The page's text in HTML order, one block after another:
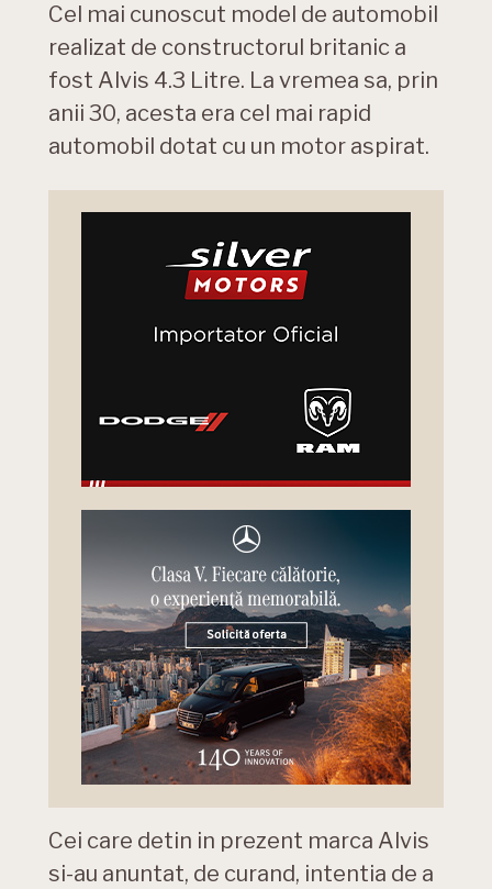
Cel mai cunoscut model de automobil
realizat de constructorul britanic a
fost Alvis 4.3 Litre. La vremea sa, prin
anii 30, acesta era cel mai rapid
automobil dotat cu un motor aspirat.
Cei care detin in prezent marca Alvis
si-au anuntat, de curand, intentia de a